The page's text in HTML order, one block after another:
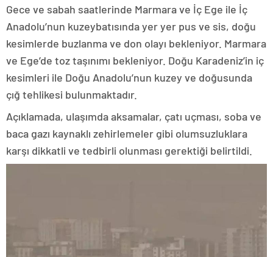
Gece ve sabah saatlerinde Marmara ve İç Ege ile İç
Anadolu’nun kuzeybatısında yer yer pus ve sis, doğu
kesimlerde buzlanma ve don olayı bekleniyor. Marmara
ve Ege’de toz taşınımı bekleniyor. Doğu Karadeniz’in iç
kesimleri ile Doğu Anadolu’nun kuzey ve doğusunda
çığ tehlikesi bulunmaktadır.
Açıklamada, ulaşımda aksamalar, çatı uçması, soba ve
baca gazı kaynaklı zehirlemeler gibi olumsuzluklara
karşı dikkatli ve tedbirli olunması gerektiği belirtildi.